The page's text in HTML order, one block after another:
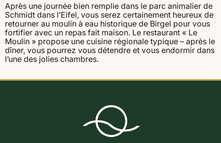
Après une journée bien remplie dans le parc animalier de
Schmidt dans l’Eifel, vous serez certainement heureux de
retourner au moulin à eau historique de Birgel pour vous
fortifier avec un repas fait maison. Le restaurant « Le
Moulin » propose une cuisine régionale typique – après le
dîner, vous pourrez vous détendre et vous endormir dans
l’une des jolies chambres.